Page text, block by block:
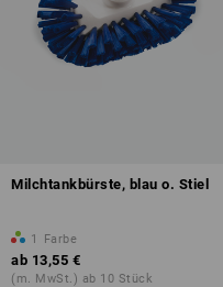
Milchtankbürste, blau o. Stiel
1 Farbe
ab 13,55 €
(m. MwSt.) ab 10 Stück